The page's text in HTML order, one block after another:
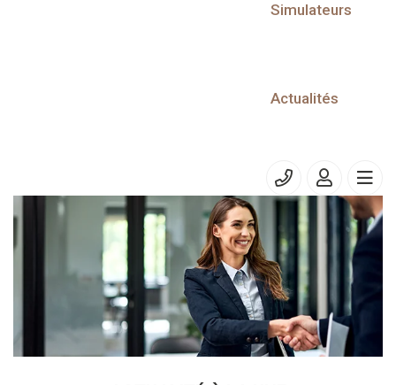
Simulateurs
Actualités
Taxe due par les employeurs de main d’ œuvre étrangère